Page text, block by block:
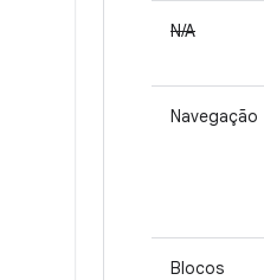
N/A
Navegação
Blocos